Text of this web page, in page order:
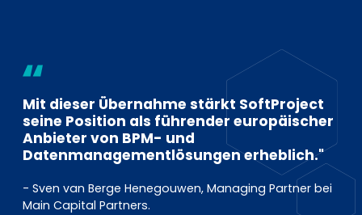
Mit dieser Übernahme stärkt SoftProject
seine Position als führender europäischer
Anbieter von BPM- und
Datenmanagementlösungen erheblich."
- Sven van Berge Henegouwen, Managing Partner bei
Main Capital Partners.